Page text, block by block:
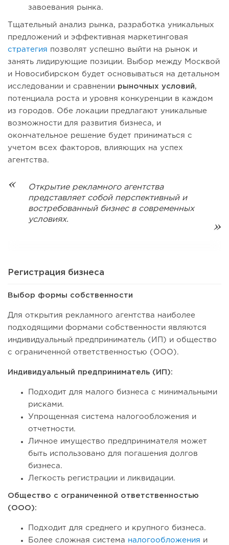
завоевания рынка.
Тщательный анализ рынка, разработка уникальных
предложений и эффективная маркетинговая
стратегия позволят успешно выйти на рынок и
занять лидирующие позиции. Выбор между Москвой
и Новосибирском будет основываться на детальном
исследовании и сравнении рыночных условий,
потенциала роста и уровня конкуренции в каждом
из городов. Обе локации предлагают уникальные
возможности для развития бизнеса, и
окончательное решение будет приниматься с
учетом всех факторов, влияющих на успех
агентства.
Открытие рекламного агентства
представляет собой перспективный и
востребованный бизнес в современных
условиях.
Регистрация бизнеса
Выбор формы собственности
Для открытия рекламного агентства наиболее
подходящими формами собственности являются
индивидуальный предприниматель (ИП) и общество
с ограниченной ответственностью (ООО).
Индивидуальный предприниматель (ИП):
Подходит для малого бизнеса с минимальными
рисками.
Упрощенная система налогообложения и
отчетности.
Личное имущество предпринимателя может
быть использовано для погашения долгов
бизнеса.
Легкость регистрации и ликвидации.
Общество с ограниченной ответственностью
(ООО):
Подходит для среднего и крупного бизнеса.
Более сложная система налогообложения и